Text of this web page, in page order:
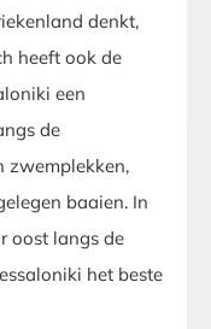
denkt,
heeft ook de
een
de
zwemplekken,
baaien. In
oost langs de
het beste